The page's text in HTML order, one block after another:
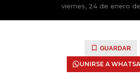
viernes, 24 de enero
GUARDAR
UNIRSE A